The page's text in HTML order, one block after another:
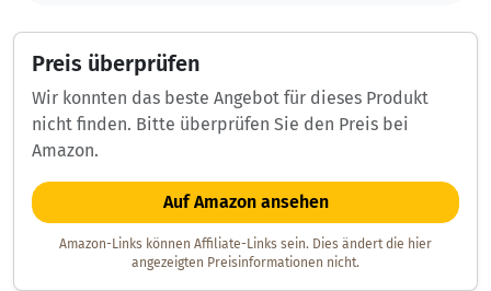
Preis überprüfen
Wir konnten das beste Angebot für dieses Produkt
nicht finden. Bitte überprüfen Sie den Preis bei
Amazon.
Auf Amazon ansehen
Amazon-Links können Affiliate-Links sein. Dies ändert die hier
angezeigten Preisinformationen nicht.